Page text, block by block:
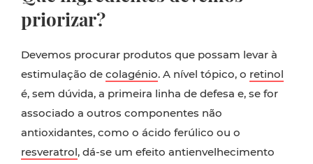
priorizar?
Devemos procurar produtos que possam levar à
estimulação de colagénio. A nível tópico, o retinol
é, sem dúvida, a primeira linha de defesa e, se for
associado a outros componentes não
antioxidantes, como o ácido ferúlico ou o
resveratrol, dá-se um efeito antienvelhecimento